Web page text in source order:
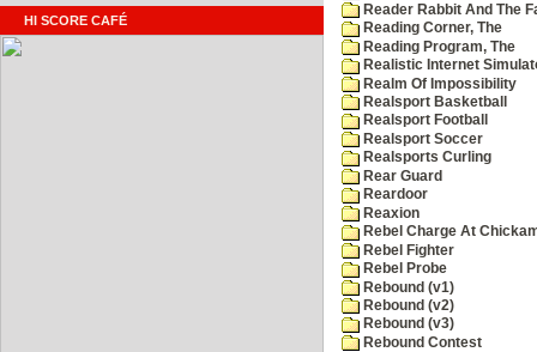
HI SCORE CAFÉ
Reader Rabbit And The
Reading Corner, The
Reading Program, The
Realistic Internet
Realm Of Impossibility
Realsport Basketball
Realsport Football
Realsport Soccer
Realsports Curling
Rear Guard
Reardoor
Reaxion
Rebel Charge At
Rebel Fighter
Rebel Probe
Rebound (v1)
Rebound (v2)
Rebound (v3)
Rebound Contest